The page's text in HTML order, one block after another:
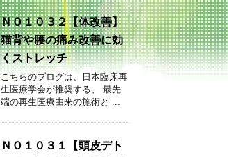
ＮＯ１０３２【体改善】
猫背や腰の痛み改善に効
くストレッチ
こちらのブログは、日本臨床再
生医療学会が推奨する、 最先
端の再生医療由来の施術と ...
ＮＯ１０３１【頭皮デト